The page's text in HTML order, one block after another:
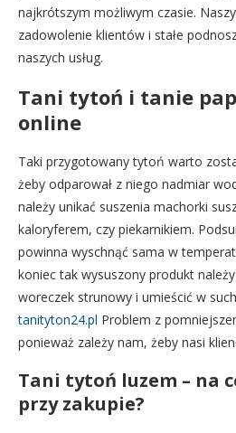
najkrótszym możliwym czasie.
zadowolenie klientów i stałe
naszych usług.
Tani tytoń i tanie
online
Taki przygotowany tytoń warto
żeby odparował z niego nadmiar
należy unikać suszenia machorki
kaloryferem, czy piekarnikiem.
powinna wyschnąć sama w
koniec tak wysuszony produkt
woreczek strunowy i umieścić w
tanityton24.pl Problem z
ponieważ zależy nam, żeby nasi
Tani tytoń luzem – na
przy zakupie?